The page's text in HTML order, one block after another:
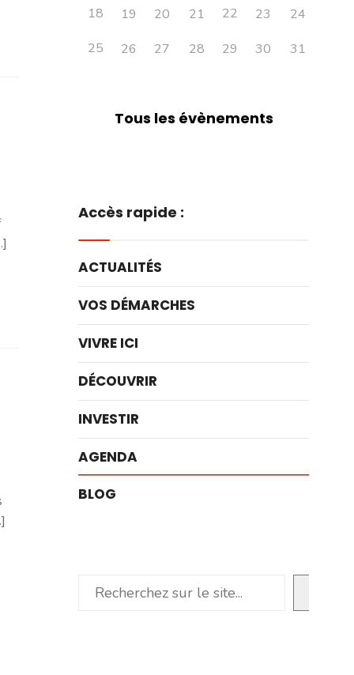
18
19 20 21 22 23
24
25
26 27 28 29 30 31
Tous les évènements
Accès rapide :
ACTUALITÉS
VOS DÉMARCHES
VIVRE ICI
DÉCOUVRIR
INVESTIR
AGENDA
BLOG
Rechercher